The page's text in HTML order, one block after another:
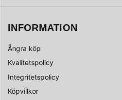
INFORMATION
Ångra köp
Kvalitetspolicy
Integritetspolicy
Köpvillkor